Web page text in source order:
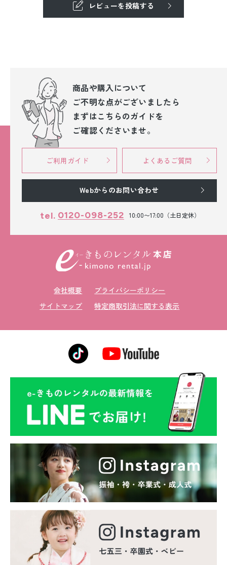
レビューを投稿する
商品や購入について
ご不明な点がございましたら
まずはこちらのガイドを
ご確認くださいませ。
ご利用ガイド よくあるご質問
Webからのお問い合わせ
tel. 0120-098-252 10:00〜17:00（土日定休）
会社概要
プライバシーポリシー
サイトマップ
特定商取引法に関する表示